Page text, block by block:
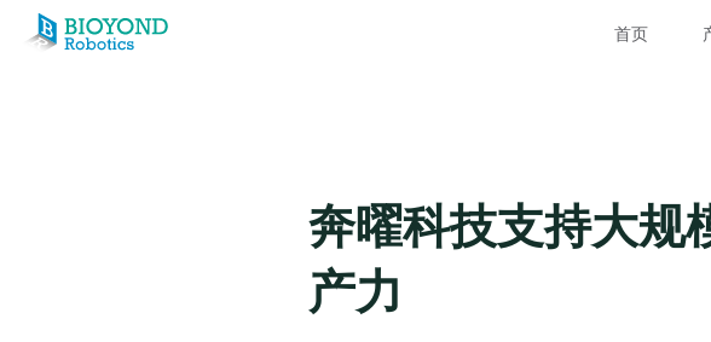
首页
奔曜科技支持大规
产力